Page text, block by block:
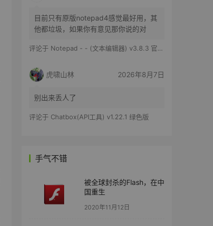
目前只有原版notepad4感觉最好用，其
他都垃圾，如果你有意见那你说的对
评论于 Notepad - - (文本编辑器) v3.8.3 官方版
虎啸山林 2026年8月7日
别出来丢人了
评论于 Chatbox(API工具) v1.22.1 绿色版
手气不错
被全球封杀的Flash，在中
国重生
2020年11月12日